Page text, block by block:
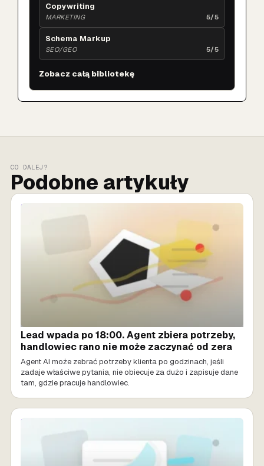
Copywriting
MARKETING 5/5
Schema Markup
SEO/GEO 5/5
Zobacz całą bibliotekę
CO DALEJ?
Podobne artykuły
SPRZEDAŻ AI
Lead wpada po 18:00. Agent zbiera potrzeby,
handlowiec rano nie może zaczynać od zera
Agent AI może zebrać potrzeby klienta po godzinach, jeśli
zadaje właściwe pytania, nie obiecuje za dużo i zapisuje dane
tam, gdzie pracuje handlowiec.
SPRZEDAŻ AI